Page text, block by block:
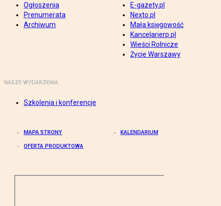
Ogłoszenia
Prenumerata
Archiwum
E-gazety.pl
Nexto.pl
Mała księgowość
Kancelarierp.pl
Wieści Rolnicze
Życie Warszawy
NASZE WYDARZENIA
Szkolenia i konferencje
MAPA STRONY KALENDARIUM
OFERTA PRODUKTOWA